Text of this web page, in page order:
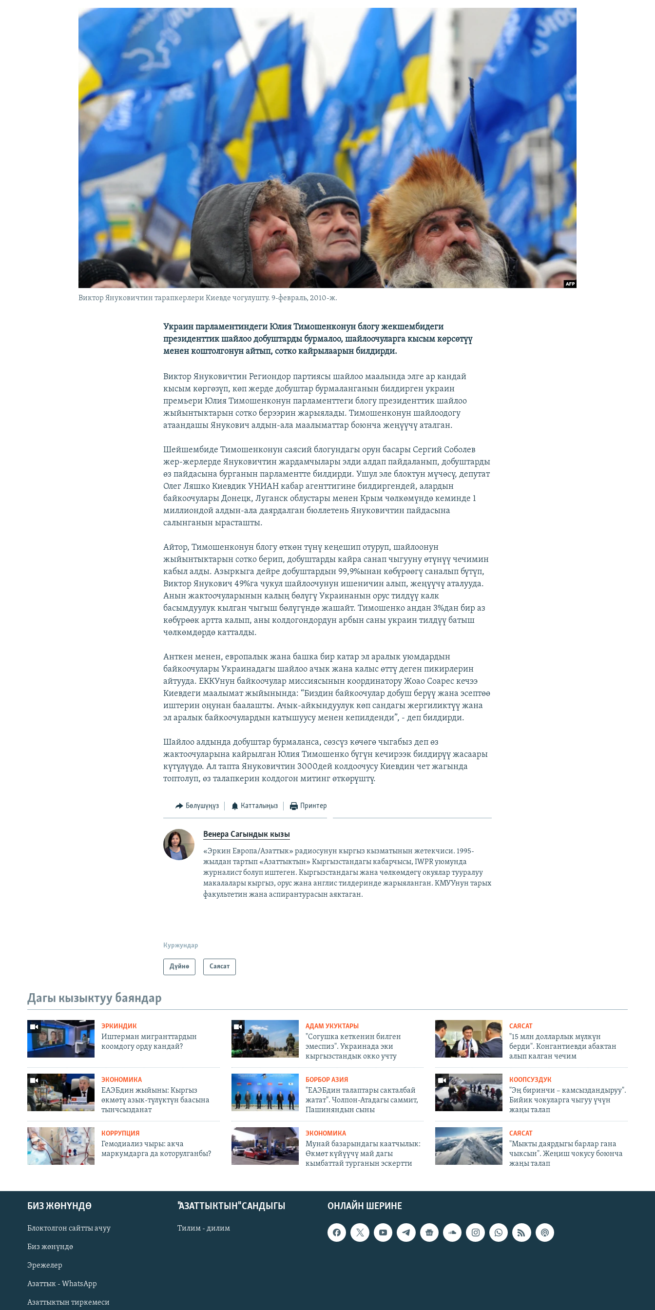
Русский
ОНЛАЙН ШЕРИНЕ
Виктор Януковичтин тарапкерлери Киевде чогулушту. 9-февраль, 2010-ж.
Украин парламентиндеги Юлия Тимошенконун блогу жекшембидеги
президенттик шайлоо добуштарды бурмалоо, шайлоочуларга кысым көрсөтүү
менен коштолгонун айтып, сотко кайрылаарын билдирди.
Виктор Януковичтин Региондор партиясы шайлоо маалында элге ар кандай
кысым көргөзүп, көп жерде добуштар бурмаланганын билдирген украин
премьери Юлия Тимошенконун парламенттеги блогу президенттик шайлоо
жыйынтыктарын сотко берээрин жарыялады. Тимошенконун шайлоодогу
атаандашы Янукович алдын-ала маалыматтар боюнча жеңүүчү аталган.
Шейшембиде Тимошенконун саясий блогундагы орун басары Сергий Соболев
жер-жерлерде Януковичтин жардамчылары элди алдап пайдаланып, добуштарды
өз пайдасына бурганын парламентте билдирди. Ушул эле блоктун мүчөсү, депутат
Олег Ляшко Киевдик УНИАН кабар агенттигине билдиргендей, алардын
байкоочулары Донецк, Луганск облустары менен Крым чөлкөмүндө кеминде 1
миллиондой алдын-ала даярдалган бюллетень Януковичтин пайдасына
салынганын ырасташты.
Айтор, Тимошенконун блогу өткөн түнү кеңешип отуруп, шайлоонун
жыйынтыктарын сотко берип, добуштарды кайра санап чыгууну өтүнүү чечимин
кабыл алды. Азыркыга дейре добуштардын 99,9%ынан көбүрөөгү саналып бүтүп,
Виктор Янукович 49%га чукул шайлоочунун ишеничин алып, жеңүүчү аталууда.
Анын жактоочуларынын калың бөлүгү Украинанын орус тилдүү калк
басымдуулук кылган чыгыш бөлүгүндө жашайт. Тимошенко андан 3%дан бир аз
көбүрөөк артта калып, аны колдогондордун арбын саны украин тилдүү батыш
чөлкөмдөрдө катталды.
Анткен менен, европалык жана башка бир катар эл аралык уюмдардын
байкоочулары Украинадагы шайлоо ачык жана калыс өттү деген пикирлерин
айтууда. ЕККУнун байкоочулар миссиясынын координатору Жоао Соарес кечээ
Киевдеги маалымат жыйынында: “Биздин байкоочулар добуш берүү жана эсептөө
иштерин оңунан баалашты. Ачык-айкындуулук көп сандагы жергиликтүү жана
эл аралык байкоочулардын катышуусу менен кепилденди”, - деп билдирди.
Шайлоо алдында добуштар бурмаланса, сөзсүз көчөгө чыгабыз деп өз
жактоочуларына кайрылган Юлия Тимошенко бүгүн кечирээк билдирүү жасаары
күтүлүүдө. Ал тапта Януковичтин 3000дей колдоочусу Киевдин чет жагында
топтолуп, өз талапкерин колдогон митинг өткөрүштү.
Бөлүшүңүз Катталыңыз Принтер
Венера Сагындык кызы
«Эркин Европа/Азаттык» радиосунун кыргыз кызматынын жетекчиси. 1995-
жылдан тартып «Азаттыктын» Кыргызстандагы кабарчысы, IWPR уюмунда
журналист болуп иштеген. Кыргызстандагы жана чөлкөмдөгү окуялар тууралуу
макалалары кыргыз, орус жана англис тилдеринде жарыяланган. КМУУнун тарых
факультетин жана аспирантурасын аяктаган.​
Куржундар
Дүйнө Саясат
Дагы кызыктуу баяндар
ЭРКИНДИК
Иштерман мигранттардын
коомдогу орду кандай?
АДАМ УКУКТАРЫ
"Согушка кеткенин билген
эмеспиз". Украинада эки
кыргызстандык окко учту
САЯСАТ
"15 млн долларлык мүлкүн
берди". Конгантиевди абактан
алып калган чечим
ЭКОНОМИКА
ЕАЭБдин жыйыны: Кыргыз
өкмөтү азык-түлүктүн баасына
тынчсызданат
БОРБОР АЗИЯ
"ЕАЭБдин талаптары сакталбай
жатат". Чолпон-Атадагы саммит,
Пашиняндын сыны
КООПСУЗДУК
"Эң биринчи – камсыздандыруу".
Бийик чокуларга чыгуу үчүн
жаңы талап
КОРРУПЦИЯ
Гемодиализ чыры: акча
маркумдарга да которулганбы?
ЭКОНОМИКА
Мунай базарындагы каатчылык:
Өкмөт күйүүчү май дагы
кымбаттай турганын эскертти
САЯСАТ
"Мыкты даярдыгы барлар гана
чыксын". Жеңиш чокусу боюнча
жаңы талап
ОНЛАЙН ШЕРИНЕ
БИЗ ЖӨНҮНДӨ
Блоктолгон сайтты ачуу
Биз жөнүндө
Эрежелер
Азаттык - WhatsApp
Азаттыктын тиркемеси
"АЗАТТЫКТЫН" САНДЫГЫ
Тилим - дилим